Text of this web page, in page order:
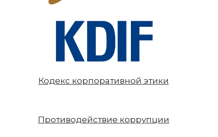
Кодекс корпоративной этики
Противодействие коррупции